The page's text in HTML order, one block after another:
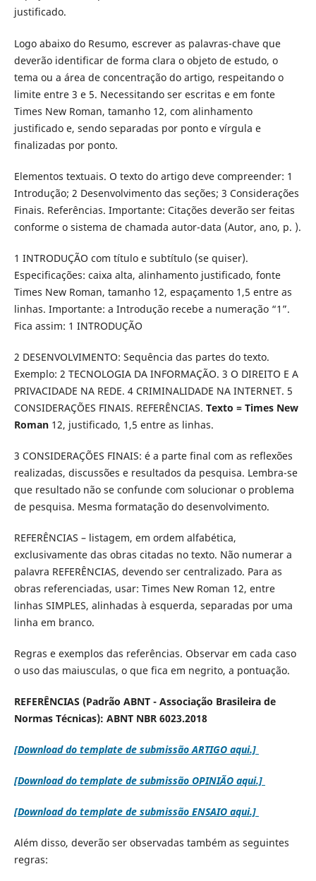
justificado.
Logo abaixo do Resumo, escrever as palavras-chave que
deverão identificar de forma clara o objeto de estudo, o
tema ou a área de concentração do artigo, respeitando o
limite entre 3 e 5. Necessitando ser escritas e em fonte
Times New Roman, tamanho 12, com alinhamento
justificado e, sendo separadas por ponto e vírgula e
finalizadas por ponto.
Elementos textuais. O texto do artigo deve compreender: 1
Introdução; 2 Desenvolvimento das seções; 3 Considerações
Finais. Referências. Importante: Citações deverão ser feitas
conforme o sistema de chamada autor-data (Autor, ano, p. ).
1 INTRODUÇÃO com título e subtítulo (se quiser).
Especificações: caixa alta, alinhamento justificado, fonte
Times New Roman, tamanho 12, espaçamento 1,5 entre as
linhas. Importante: a Introdução recebe a numeração “1”.
Fica assim: 1 INTRODUÇÃO
2 DESENVOLVIMENTO: Sequência das partes do texto.
Exemplo: 2 TECNOLOGIA DA INFORMAÇÃO. 3 O DIREITO E A
PRIVACIDADE NA REDE. 4 CRIMINALIDADE NA INTERNET. 5
CONSIDERAÇÕES FINAIS. REFERÊNCIAS. Texto = Times New
Roman 12, justificado, 1,5 entre as linhas.
3 CONSIDERAÇÕES FINAIS: é a parte final com as reflexões
realizadas, discussões e resultados da pesquisa. Lembra-se
que resultado não se confunde com solucionar o problema
de pesquisa. Mesma formatação do desenvolvimento.
REFERÊNCIAS – listagem, em ordem alfabética,
exclusivamente das obras citadas no texto. Não numerar a
palavra REFERÊNCIAS, devendo ser centralizado. Para as
obras referenciadas, usar: Times New Roman 12, entre
linhas SIMPLES, alinhadas à esquerda, separadas por uma
linha em branco.
Regras e exemplos das referências. Observar em cada caso
o uso das maiusculas, o que fica em negrito, a pontuação.
REFERÊNCIAS (Padrão ABNT - Associação Brasileira de
Normas Técnicas): ABNT NBR 6023.2018
[Download do template de submissão ARTIGO aqui.]
[Download do template de submissão OPINIÃO aqui.]
[Download do template de submissão ENSAIO aqui.]
Além disso, deverão ser observadas também as seguintes
regras: